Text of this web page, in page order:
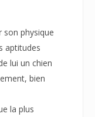
son physique
aptitudes
lui un chien
bien
la plus